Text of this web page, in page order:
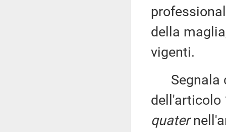
della
vigenti.
Segnala
dell'articolo
quater